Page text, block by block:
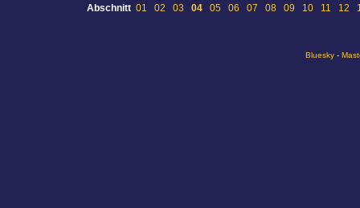
Abschnitt 01 02 03 04 05 06 07 08 09 10 11 12
Bluesky-